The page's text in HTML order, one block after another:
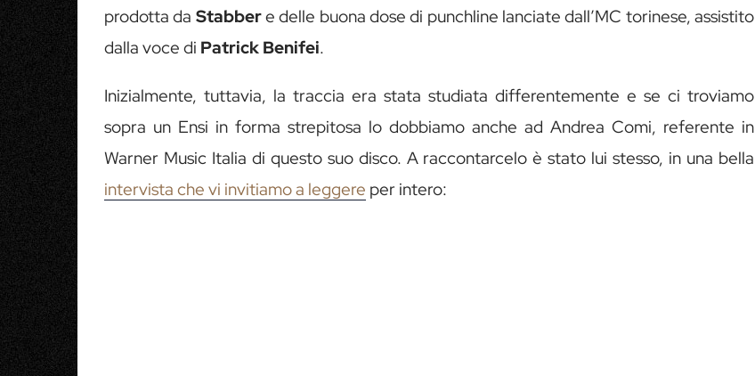
prodotta da Stabbere delle buona dose di punchline lanciate dall’MC torinese, assistito
dalla voce di Patrick Benifei.
Inizialmente, tuttavia, la traccia era stata studiata differentemente e se ci troviamo
sopra un Ensi in forma strepitosa lo dobbiamo anche ad Andrea Comi, referente in
Warner Music Italia di questo suo disco. A raccontarcelo è stato lui stesso, in una bella
intervista che vi invitiamo a leggere per intero: